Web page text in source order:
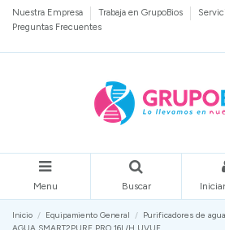
Nuestra Empresa Trabaja en GrupoBios
Preguntas Frecuentes
Menu Buscar
Inicio Equipamiento General Purificadores de agua
AGUA SMART2PURE PRO 16L/H UVUF